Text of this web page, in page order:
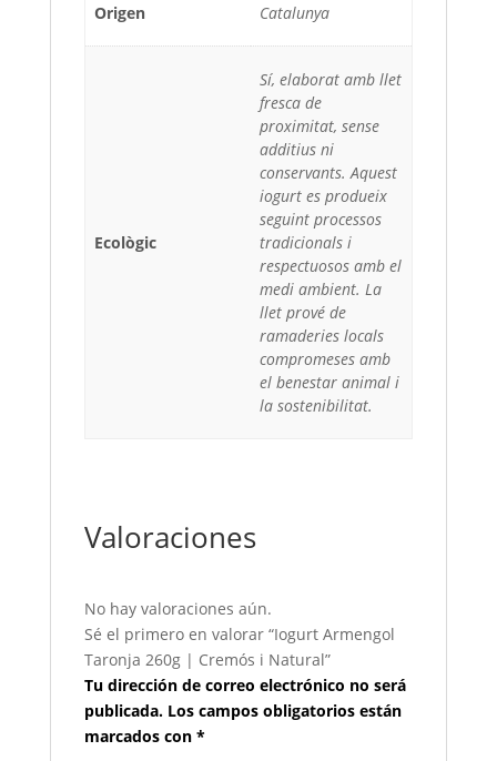
Origen Catalunya
Ecològic
Sí, elaborat amb llet
fresca de
proximitat, sense
additius ni
conservants. Aquest
iogurt es produeix
seguint processos
tradicionals i
respectuosos amb el
medi ambient. La
llet prové de
ramaderies locals
compromeses amb
el benestar animal i
la sostenibilitat.
Valoraciones
No hay valoraciones aún.
Sé el primero en valorar “Iogurt Armengol
Taronja 260g | Cremós i Natural”
Tu dirección de correo electrónico no será
publicada. Los campos obligatorios están
marcados con *